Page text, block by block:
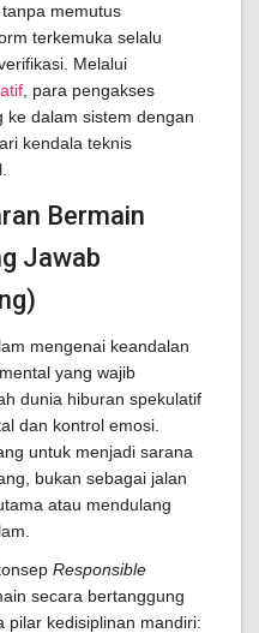
memutus
terkemuka selalu
Melalui
, para pengakses
ke dalam sistem dengan
kendala teknis
Bermain
Jawab
mengenai keandalan
yang wajib
dunia hiburan spekulatif
dan kontrol emosi.
untuk menjadi sarana
bukan sebagai jalan
atau mendulang
Responsible
secara bertanggung
pilar kedisiplinan mandiri: